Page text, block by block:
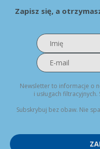
Zapisz się, a
Newsletter to informacje o
i usługach filtracyjnych.
Subskrybuj bez obaw. Nie